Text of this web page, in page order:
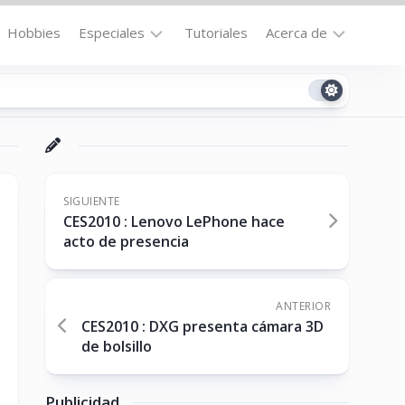
Hobbies Especiales
la
Destacados
Downloads
No-
Tutoriales Acerca de
Contacto
(US)
SIGUIENTE
CES2010 : Lenovo LePhone hace
acto de presencia
ANTERIOR
CES2010 : DXG presenta cámara 3D
de bolsillo